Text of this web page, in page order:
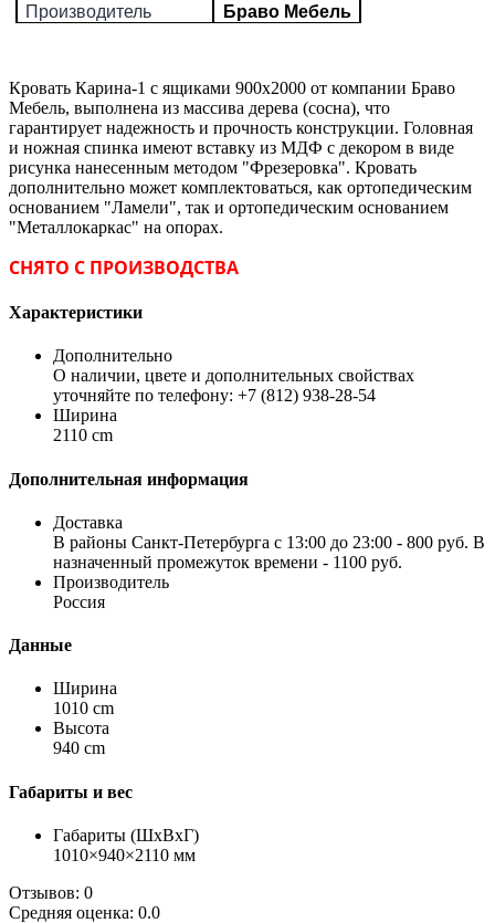
Производитель Браво Мебель
Кровать Карина-1 с ящиками 900х2000 от компании Браво
Мебель, выполнена из массива дерева (сосна), что
гарантирует надежность и прочность конструкции. Головная
и ножная спинка имеют вставку из МДФ с декором в виде
рисунка нанесенным методом "Фрезеровка". Кровать
дополнительно может комплектоваться, как ортопедическим
основанием "Ламели", так и ортопедическим основанием
"Металлокаркас" на опорах.
СНЯТО С ПРОИЗВОДСТВА
Характеристики
Дополнительно
О наличии, цвете и дополнительных свойствах
уточняйте по телефону: +7 (812) 938-28-54
Ширина
2110 cm
Дополнительная информация
Доставка
В районы Санкт-Петербурга с 13:00 до 23:00 - 800 руб. В
назначенный промежуток времени - 1100 руб.
Производитель
Россия
Данные
Ширина
1010 cm
Высота
940 cm
Габариты и вес
Габариты (ШхВхГ)
1010×940×2110 мм
Отзывов: 0
Средняя оценка: 0.0